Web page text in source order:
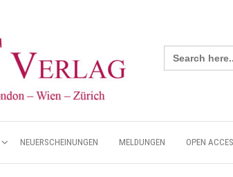
Search
for:
NEUERSCHEINUNGEN MELDUNGEN OPEN